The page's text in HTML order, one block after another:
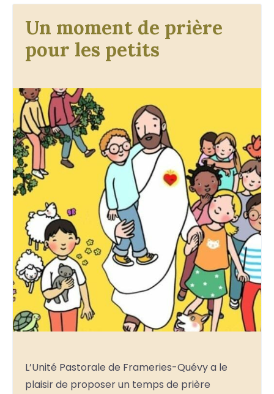
Un moment de prière
pour les petits
L’Unité Pastorale de Frameries-Quévy a le
plaisir de proposer un temps de prière